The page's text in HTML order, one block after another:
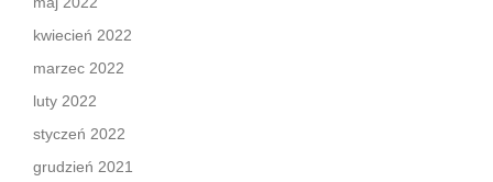
kwiecień 2022
marzec 2022
luty 2022
styczeń 2022
grudzień 2021